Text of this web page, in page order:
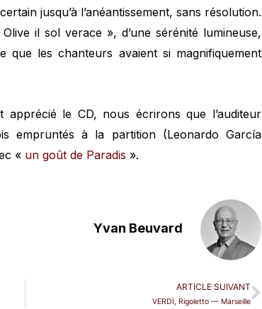
jusqu’à l’anéantissement, sans résolution.
il sol verace », d’une sérénité lumineuse,
que les chanteurs avaient si magnifiquement
le CD, nous écrirons que l’auditeur
empruntés à la partition (Leonardo García
« un goût de Paradis ».
Yvan Beuvard
ARTICLE SUIVANT
VERDI, Rigoletto — Marseille